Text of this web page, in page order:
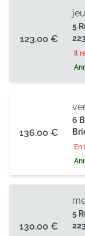
123.00 €
5
Il
136.00 €
6
130.00 €
5